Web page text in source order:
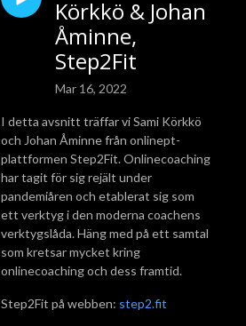
Körkkö & Johan
Åminne,
Step2Fit
Mar 16, 2022
I detta avsnitt träffar vi Sami Körkkö
och Johan Åminne från onlinept-
plattformen Step2Fit. Onlinecoaching
har tagit för sig rejält under
pandemiåren och etablerat sig som
ett verktyg i den moderna coachens
verktygslåda. Häng med på ett samtal
som kretsar mycket kring
onlinecoaching och dess framtid.
Step2Fit på webben: step2.fit